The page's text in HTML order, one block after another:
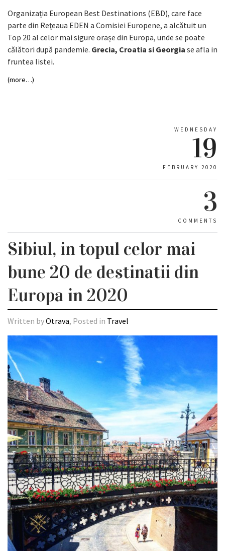
Organizația European Best Destinations (EBD), care face
parte din Reţeaua EDEN a Comisiei Europene, a alcătuit un
Top 20 al celor mai sigure orașe din Europa, unde se poate
călători după pandemie. Grecia, Croatia si Georgia se afla in
fruntea listei.
(more…)
WEDNESDAY
19
FEBRUARY 2020
3
COMMENTS
Sibiul, in topul celor mai
bune 20 de destinatii din
Europa in 2020
Written byOtrava, Posted in Travel